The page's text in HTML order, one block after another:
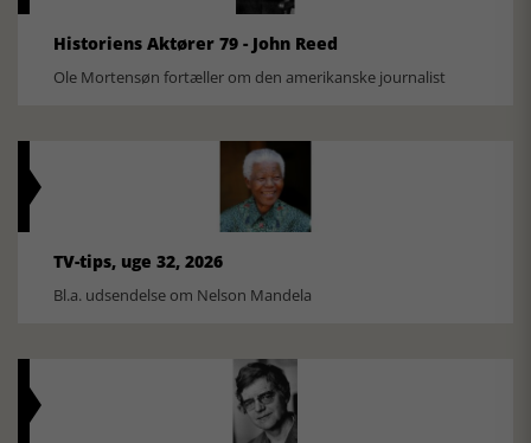
Historiens Aktører 79 - John Reed
Ole Mortensøn fortæller om den amerikanske journalist
TV-tips, uge 32, 2026
Bl.a. udsendelse om Nelson Mandela